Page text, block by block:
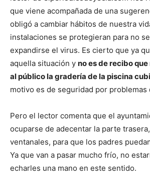
que viene acompañada de una
obligó a cambiar hábitos de nuestra
instalaciones se protegieran para no
expandirse el virus. Es cierto que ya
aquella situación y no es de recibo
al público la gradería de la piscina
motivo es de seguridad por problemas
Pero el lector comenta que el
ocuparse de adecentar la parte
ventanales, para que los padres
Ya que van a pasar mucho frío, no
echarles una mano en este sentido.